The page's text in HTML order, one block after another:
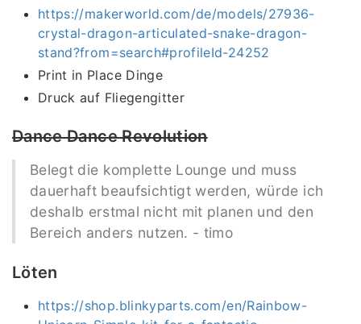
https://makerworld.com/de/models/27936-
crystal-dragon-articulated-snake-dragon-
stand?from=search#profileId-24252
Print in Place Dinge
Druck auf Fliegengitter
Dance Dance Revolution
Belegt die komplette Lounge und muss
dauerhaft beaufsichtigt werden, würde ich
deshalb erstmal nicht mit planen und den
Bereich anders nutzen. - timo
Löten
https://shop.blinkyparts.com/en/Rainbow-